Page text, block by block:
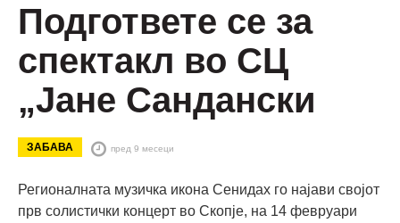
Подгответе се за
спектакл во СЦ
„Јане Сандански
ЗАБАВА пред 9 месеци
Регионалната музичка икона Сенидах го најави својот
прв солистички концерт во Скопје, на 14 февруари